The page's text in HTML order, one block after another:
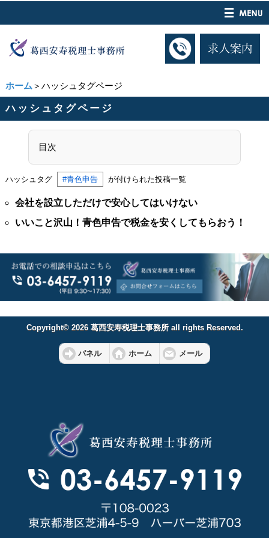
ホーム ＞ハッシュタグページ
ハッシュタグページ
目次
ハッシュタグ #青色申告 が付けられた投稿一覧
会社を設立しただけで安心してはいけない
いいこと沢山！青色申告で税金を安くしてもらおう！
Copyright© 2026 葛西安寿税理士事務所 all rights Reserved.
パネル ホーム メール